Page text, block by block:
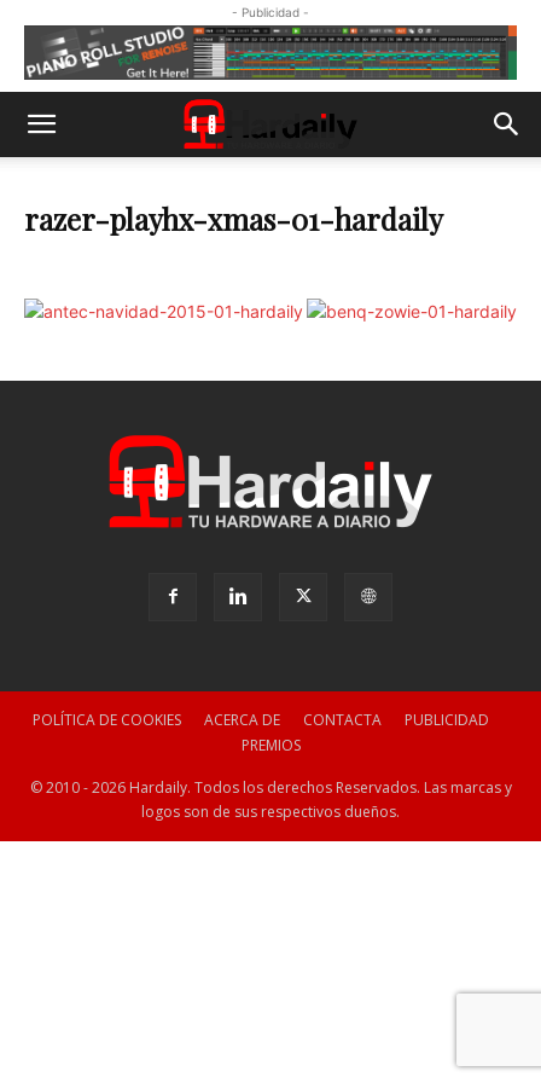
- Publicidad -
razer-playhx-xmas-01-hardaily
POLÍTICA DE COOKIES ACERCA DE CONTACTA
PUBLICIDAD
PREMIOS
© 2010 - 2026 Hardaily. Todos los derechos Reservados. Las marcas y
logos son de sus respectivos dueños.